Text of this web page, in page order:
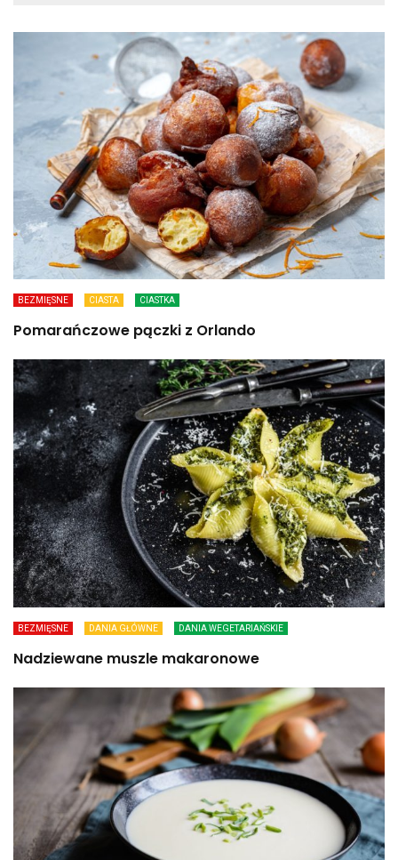
BEZMIĘSNE CIASTA CIASTKA
Pomarańczowe pączki z Orlando
BEZMIĘSNE DANIA GŁÓWNE DANIA WEGETARIAŃSKIE
Nadziewane muszle makaronowe